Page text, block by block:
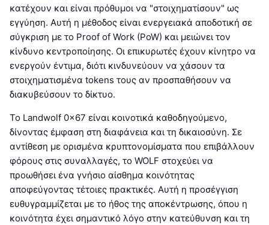
κατέχουν και είναι πρόθυμοι να "στοιχηματίσουν" ως
εγγύηση. Αυτή η μέθοδος είναι ενεργειακά αποδοτική σε
σύγκριση με το Proof of Work (PoW) και μειώνει τον
κίνδυνο κεντροποίησης. Οι επικυρωτές έχουν κίνητρο να
ενεργούν έντιμα, διότι κινδυνεύουν να χάσουν τα
στοιχηματισμένα tokens τους αν προσπαθήσουν να
διακυβεύσουν το δίκτυο.
Το Landwolf 0x67 είναι κοινοτικά καθοδηγούμενο,
δίνοντας έμφαση στη διαφάνεια και τη δικαιοσύνη. Σε
αντίθεση με ορισμένα κρυπτονομίσματα που επιβάλλουν
φόρους στις συναλλαγές, το WOLF στοχεύει να
προωθήσει ένα γνήσιο αίσθημα κοινότητας
αποφεύγοντας τέτοιες πρακτικές. Αυτή η προσέγγιση
ευθυγραμμίζεται με το ήθος της αποκέντρωσης, όπου η
κοινότητα έχει σημαντικό λόγο στην κατεύθυνση και τη